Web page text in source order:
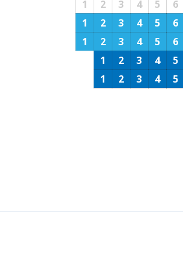
1
2 3 4 5 6
1
2 3 4 5 6
1
2 3 4 5 6
1
2 3 4 5
1
2 3 4 5